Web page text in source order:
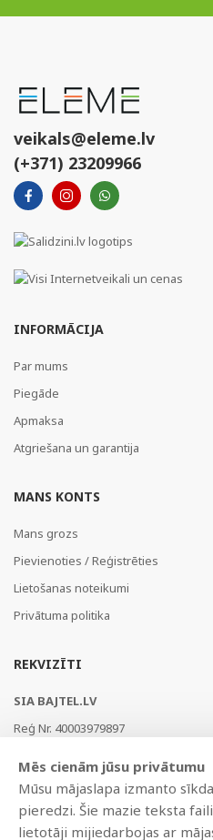
veikals@eleme.lv
(+371) 23209966
INFORMĀCIJA
Par mums
Piegāde
Apmaksa
Atgriešana un garantija
MANS KONTS
Mans grozs
Pievienoties / Reģistrēties
Lietošanas noteikumi
Privātuma politika
REKVIZĪTI
SIA BAJTEL.LV
Reģ Nr. 40003979897
AS Swedbank, HABALV22
LV53HABA0551019240274
Mēs cienām jūsu privātumu
Mūsu mājaslapa izmanto
pieredzi. Šie mazie teksta
lietotāji mijiedarbojas ar